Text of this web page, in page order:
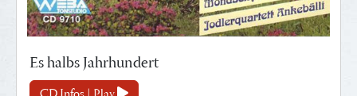
Es halbs Jahrhundert